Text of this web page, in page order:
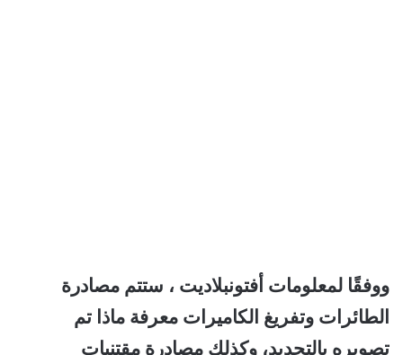
ووفقًا لمعلومات أفتونبلاديت ، ستتم مصادرة
الطائرات وتفريغ الكاميرات معرفة ماذا تم
تصويره بالتحديد، وكذلك مصادرة مقتنيات